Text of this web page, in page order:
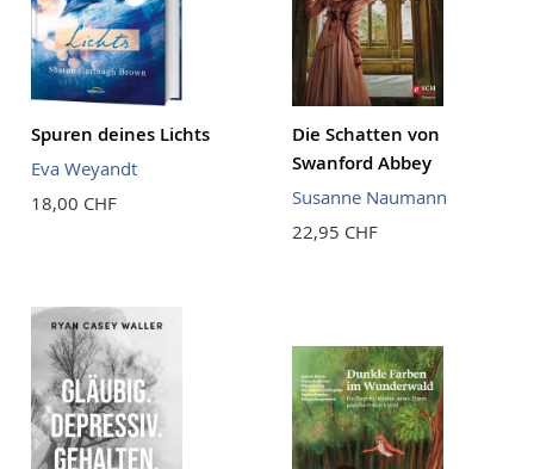
Spuren deines Lichts
Eva Weyandt
18,00 CHF
Die Schatten von
Swanford Abbey
Susanne Naumann
22,95 CHF